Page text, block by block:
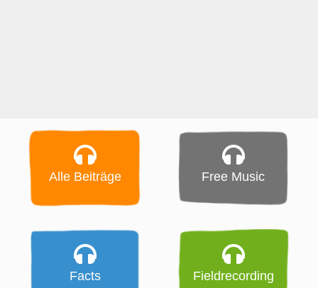
Alle Beiträge Free Music
Facts Fieldrecording